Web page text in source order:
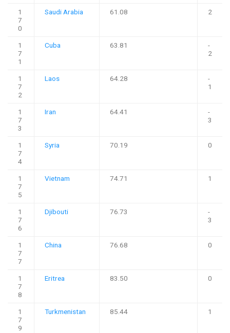
1
7
0
Saudi Arabia 61.08 2
1
7
1
Cuba 63.81
-
2
1
7
2
Laos 64.28
-
1
1
7
3
Iran 64.41
-
3
1
7
4
Syria 70.19 0
1
7
5
Vietnam 74.71 1
1
7
6
Djibouti 76.73
-
3
1
7
7
China 76.68 0
1
7
8
Eritrea 83.50 0
1
7
9
Turkmenistan 85.44 1